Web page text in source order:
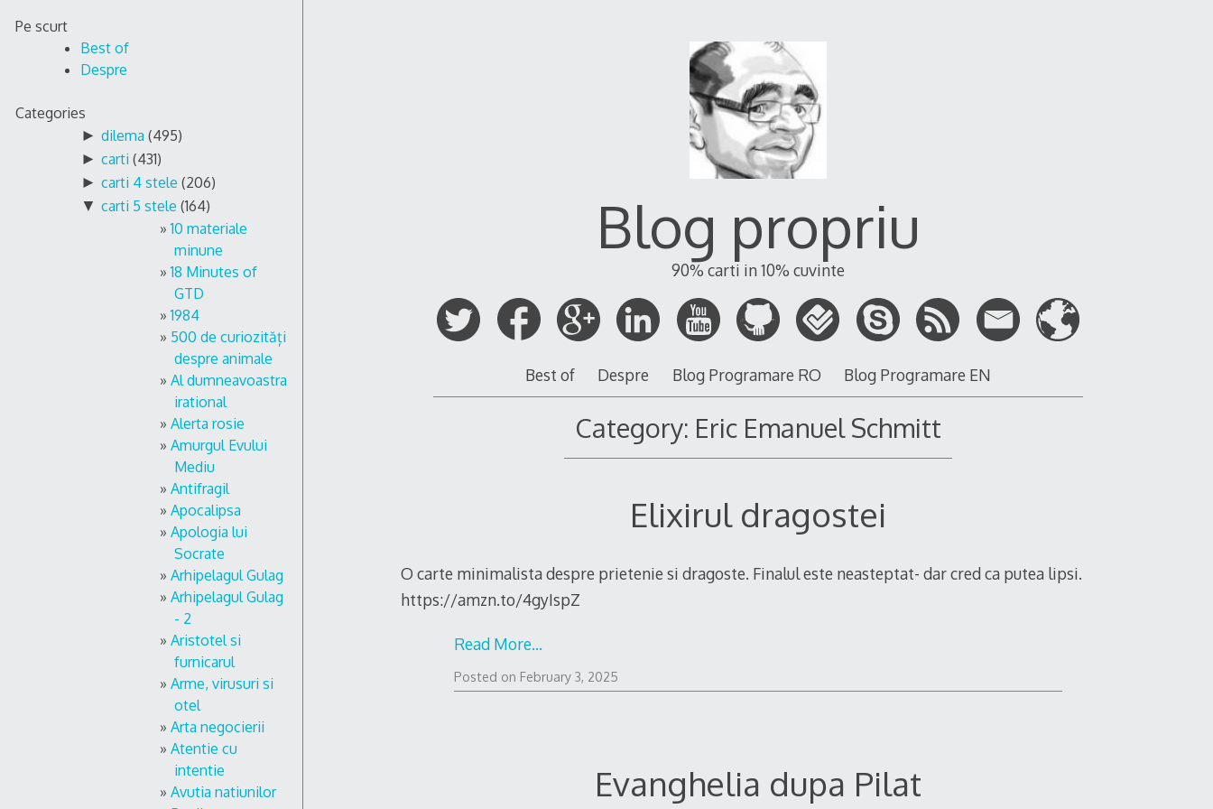
Blog propriu
90% carti in 10% cuvinte
Best of Despre Blog Programare RO Blog Programare EN
Category: Eric Emanuel Schmitt
Elixirul dragostei
O carte minimalista despre prietenie si dragoste. Finalul este neasteptat- dar cred ca putea lipsi.
https://amzn.to/4gyIspZ
Read More…
Posted on February 3, 2025
1,
Evanghelia dupa Pilat
Pe scurt
Best of
Despre
Categories
► dilema (495)
► carti (431)
► carti 4 stele (206)
▼ carti 5 stele (164)
10 materiale
minune
18 Minutes of
GTD
1984
500 de curiozități
despre animale
Al dumneavoastra
irational
Alerta rosie
Amurgul Evului
Mediu
Antifragil
Apocalipsa
Apologia lui
Socrate
Arhipelagul Gulag
Arhipelagul Gulag
- 2
Aristotel si
furnicarul
Arme, virusuri si
otel
Arta negocierii
Atentie cu
intentie
Avutia natiunilor